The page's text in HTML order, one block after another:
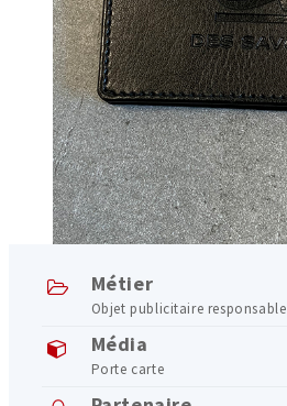
Métier
Objet publicitaire responsable
Média
Porte carte